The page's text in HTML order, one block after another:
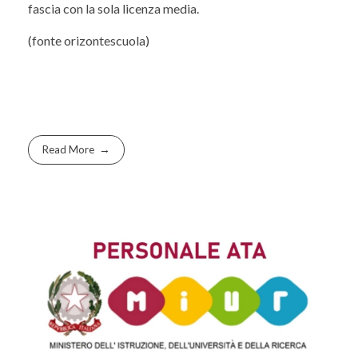
fascia con la sola licenza media.
(fonte orizontescuola)
Read More